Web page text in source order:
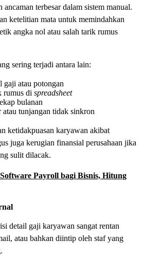
ancaman terbesar dalam sistem manual.
ketelitian mata untuk memindahkan
angka nol atau salah tarik rumus
sering terjadi antara lain:
gaji atau potongan
rumus di spreadsheet
bulanan
atau tunjangan tidak sinkron
ketidakpuasan karyawan akibat
juga kerugian finansial perusahaan jika
sulit dilacak.
Payroll bagi Bisnis, Hitung
detail gaji karyawan sangat rentan
atau bahkan diintip oleh staf yang